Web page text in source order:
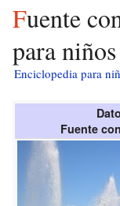
Fuente conmemorativa Swann
para niños
Enciclopedia para
Fuente